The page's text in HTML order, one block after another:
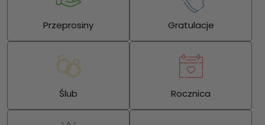
Przeprosiny Gratulacje
Ślub Rocznica